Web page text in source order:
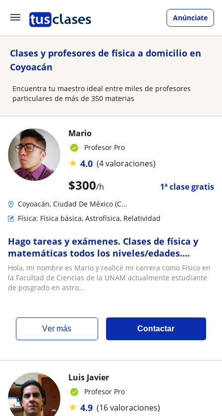
Anúnciate
Clases y profesores de física a domicilio en
Coyoacán
Encuentra tu maestro ideal entre miles de profesores
particulares de más de 350 materias
$300/h 1ª clase gratis
Mario
Profesor Pro
★ 4.0 (4 valoraciones)
Coyoacán, Ciudad De México (C...
Física: Física básica, Astrofísica, Relatividad
Hago tareas y exámenes. Clases de física y
matemáticas todos los niveles/edades.
Estudiante de posgrado en astrofísica UNAM.
Ciudad de México y Oaxaca
Hola, mi nombre es Mario y realicé mi carrera como Físico en
la Facultad de Ciencias de la UNAM actualmente estudiante
de posgrado en astro...
ver más Contactar
Luis Javier
Profesor Pro
★ 4.9 (16 valoraciones)